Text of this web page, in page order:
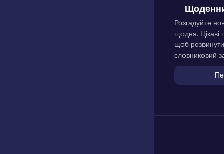
Розгадуйте
щодня. Цікаві
щоб розвинути
словниковий